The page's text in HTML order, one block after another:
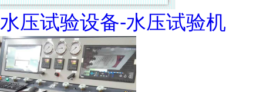
水压试验设备-水压试验机